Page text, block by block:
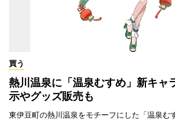
買う
熱川温泉に「温泉むすめ」新キ
示やグッズ販売も
東伊豆町の熱川温泉をモチーフにした「温泉む